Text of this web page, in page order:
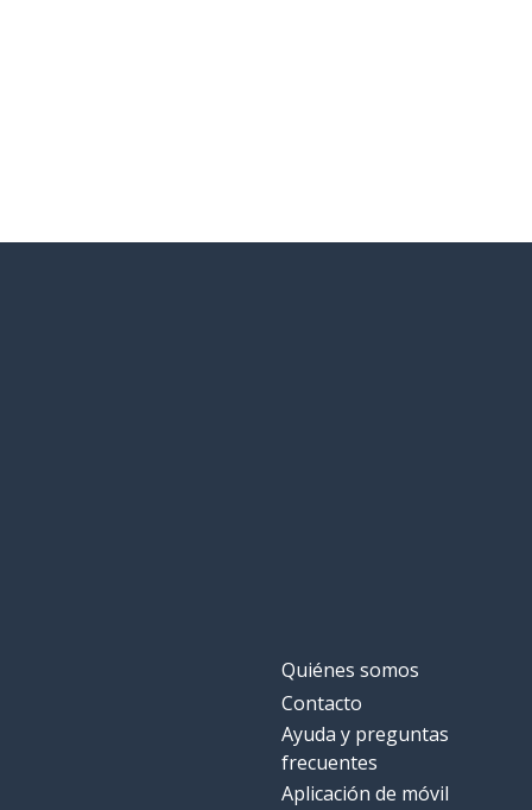
Quiénes somos
Contacto
Ayuda y preguntas
frecuentes
Aplicación de móvil